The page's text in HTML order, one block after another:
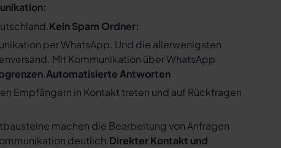
Kein Spam Ordner:
per WhatsApp. Und die allerwenigsten
Mit Kommunikation über WhatsApp
.Automatisierte Antworten
Empfängern in Kontakt treten und auf Rückfragen
machen die Bearbeitung von Anfragen
deutlich.Direkter Kontakt und